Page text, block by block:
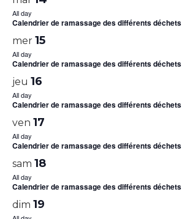
All day
Calendrier de ramassage des différents déchets
mer 15
All day
Calendrier de ramassage des différents déchets
jeu 16
All day
Calendrier de ramassage des différents déchets
ven 17
All day
Calendrier de ramassage des différents déchets
sam 18
All day
Calendrier de ramassage des différents déchets
dim 19